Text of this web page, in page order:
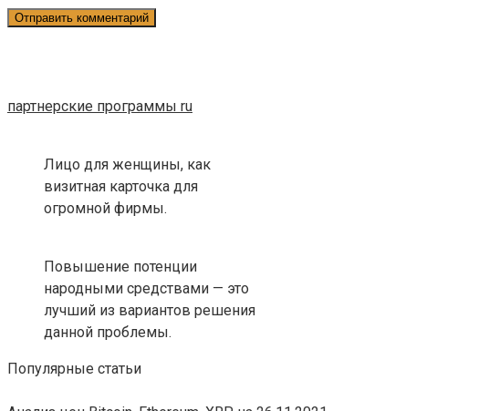
партнерские программы ru
Лицо для женщины, как
визитная карточка для
огромной фирмы.
Повышение потенции
народными средствами — это
лучший из вариантов решения
данной проблемы.
Популярные статьи